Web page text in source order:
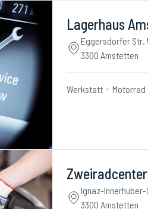
Lagerhaus
Eggersdorfer Str.
3300 Amstetten
Werkstatt Motorrad
Ignaz-
3300 Amstetten